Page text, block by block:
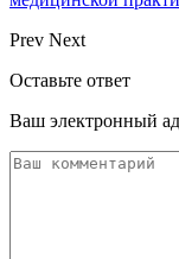
Prev Next
Оставьте ответ
Ваш электронный